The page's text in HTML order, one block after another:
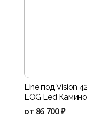
Line под Vision
LOG Led
от 86 700 ₽